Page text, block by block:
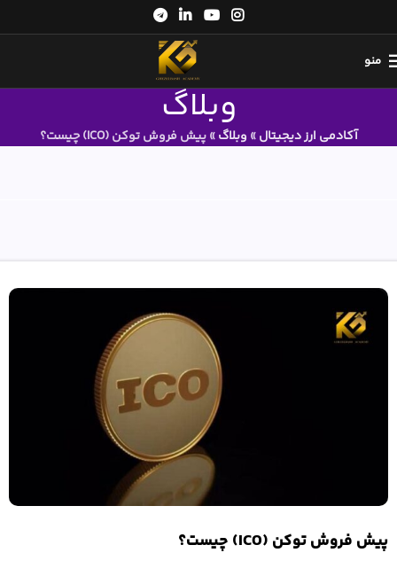
منو
وبلاگ
آکادمی ارز دیجیتال» وبلاگ»پیش فروش توکن (ICO) چیست؟
پیش فروش توکن (ICO) چیست؟